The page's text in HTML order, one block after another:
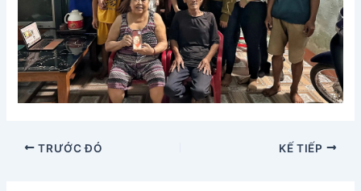
TRƯỚC ĐÓ KẾ TIẾP